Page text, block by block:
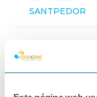
SANTPEDOR